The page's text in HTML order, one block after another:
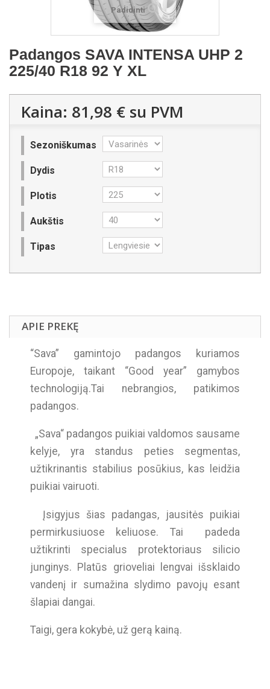
Padidinti
Padangos SAVA INTENSA UHP 2
225/40 R18 92 Y XL
Kaina: 81,98 € su PVM
Sezoniškumas
Dydis
Plotis
Aukštis
Tipas
APIE PREKĘ
“Sava” gamintojo padangos kuriamos
Europoje, taikant “Good year” gamybos
technologiją.Tai nebrangios, patikimos
padangos.
„Sava“ padangos puikiai valdomos sausame
kelyje, yra standus peties segmentas,
užtikrinantis stabilius posūkius, kas leidžia
puikiai vairuoti.
Įsigyjus šias padangas, jausitės puikiai
permirkusiuose keliuose. Tai
padeda
užtikrinti specialus protektoriaus silicio
junginys. Platūs grioveliai lengvai išsklaido
vandenį ir sumažina slydimo pavojų esant
šlapiai dangai.
Taigi, gera kokybė, už gerą kainą.